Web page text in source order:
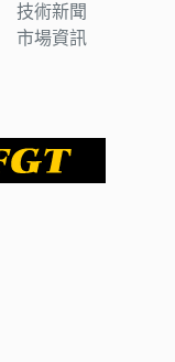
技術新聞
市場資訊